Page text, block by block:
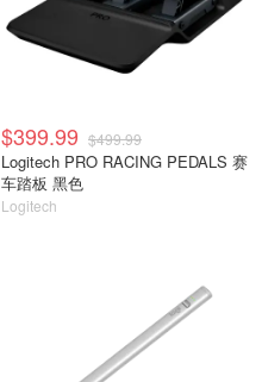
$399.99 $499.99
Logitech PRO RACING PEDALS 赛
车踏板 黑色
Logitech